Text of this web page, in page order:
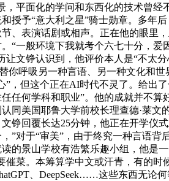
平面化的学问和东西化的技术曾
授予“意大利之星”骑士勋章。多年
、表演话剧或相声。正在他的眼里
“一般环境下我就考个六七十分，
让文铮认识到，他评价本人是“不太
你呼吸另一种言语、另一种文化和
”，但这个正在AI时代不灵了。给出
任何学科和职业”。他的成就并不
同美国耶鲁大学前校长理查德·莱
铮回覆长达25分钟，他正在开学
”对于“审美”，由于终究一种言语
的景山学校有浩繁乐趣小组，他是
催菜。本筹算学中文或汗青，有的
、DeepSeek……这些东西无论